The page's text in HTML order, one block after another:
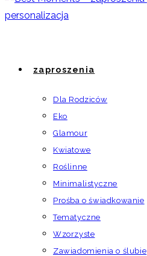
zaproszenia
Dla Rodziców
Eko
Glamour
Kwiatowe
Roślinne
Minimalistyczne
Prośba o świadkowanie
Tematyczne
Wzorzyste
Zawiadomienia o ślubie